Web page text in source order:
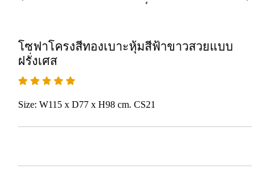
โซฟาโครงสีทองเบาะหุ้มสีฟ้าขาวสวยแบบ
ฝรั่งเศส
Size: W115 x D77 x H98 cm. CS21